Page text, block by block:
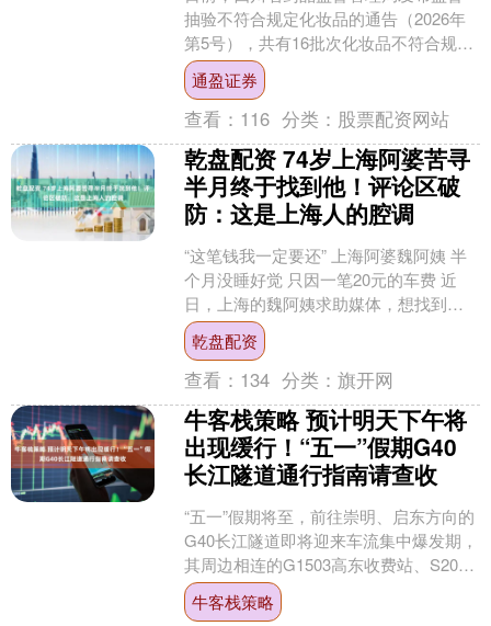
抽验不符合规定化妆品的通告（2026年
第5号），共有16批次化妆品不符合规
定。其中，经四川省药品检验研究院检
验，1批次备案人为....
通盈证券
查看： 116 分类： 股票配资网站
乾盘配资 74岁上海阿婆苦寻
半月终于找到他！评论区破
防：这是上海人的腔调
“这笔钱我一定要还” 上海阿婆魏阿姨 半
个月没睡好觉 只因一笔20元的车费 近
日，上海的魏阿姨求助媒体，想找到一
位网约车司机，归还他一笔车费。 4月2
号，74岁....
乾盘配资
查看： 134 分类：旗开网
牛客栈策略 预计明天下午将
出现缓行！“五一”假期G40
长江隧道通行指南请查收
“五一”假期将至，前往崇明、启东方向的
G40长江隧道即将迎来车流集中爆发期，
其周边相连的G1503高东收费站、S20外
环高速、五洲大道等重点道路及交通节
点，也将....
牛客栈策略